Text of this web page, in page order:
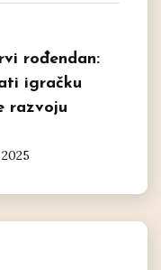
rođendan:
igračku
razvoju